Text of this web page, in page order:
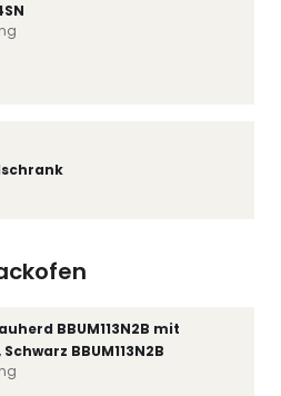
BBUM113N2B mit
BBUM113N2B